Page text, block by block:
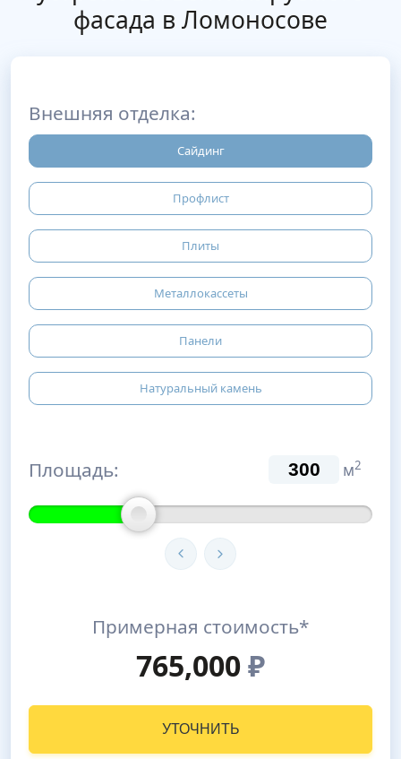
фасада в Ломоносове
Внешняя отделка:
Сайдинг
Профлист
Плиты
Металлокассеты
Панели
Натуральный камень
Площадь: м2
Примерная стоимость*
765,000₽
УТОЧНИТЬ